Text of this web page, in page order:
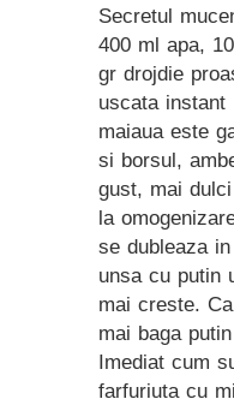
Secretul
400 ml apa,
gr drojdie
uscata
maiaua este
si borsul,
gust, mai
la
se dubleaza
unsa cu putin
mai creste.
mai baga
Imediat cum
farfuriuta cu